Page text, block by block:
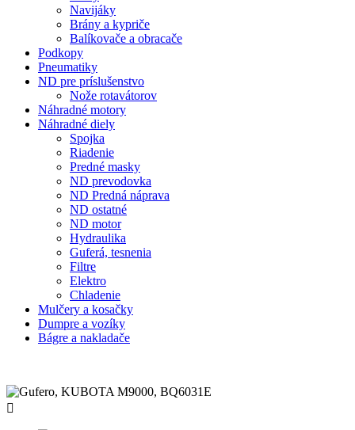
Navijáky
Brány a kypriče
Balíkovače a obracače
Podkopy
Pneumatiky
ND pre príslušenstvo
Nože rotavátorov
Náhradné motory
Náhradné diely
Spojka
Riadenie
Predné masky
ND prevodovka
ND Predná náprava
ND ostatné
ND motor
Hydraulika
Guferá, tesnenia
Filtre
Elektro
Chladenie
Mulčery a kosačky
Dumpre a vozíky
Bágre a nakladače
